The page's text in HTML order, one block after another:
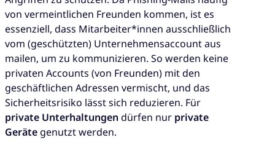
von vermeintlichen Freunden kommen, ist es
essenziell, dass Mitarbeiter*innen ausschließlich
vom (geschützten) Unternehmensaccount aus
mailen, um zu kommunizieren. So werden keine
privaten Accounts (von Freunden) mit den
geschäftlichen Adressen vermischt, und das
Sicherheitsrisiko lässt sich reduzieren. Für
private Unterhaltungen dürfen nur private
Geräte genutzt werden.